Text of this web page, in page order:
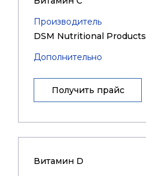
Производитель
DSM Nutritional Products
Дополнительно
Получить прайс
Витамин D